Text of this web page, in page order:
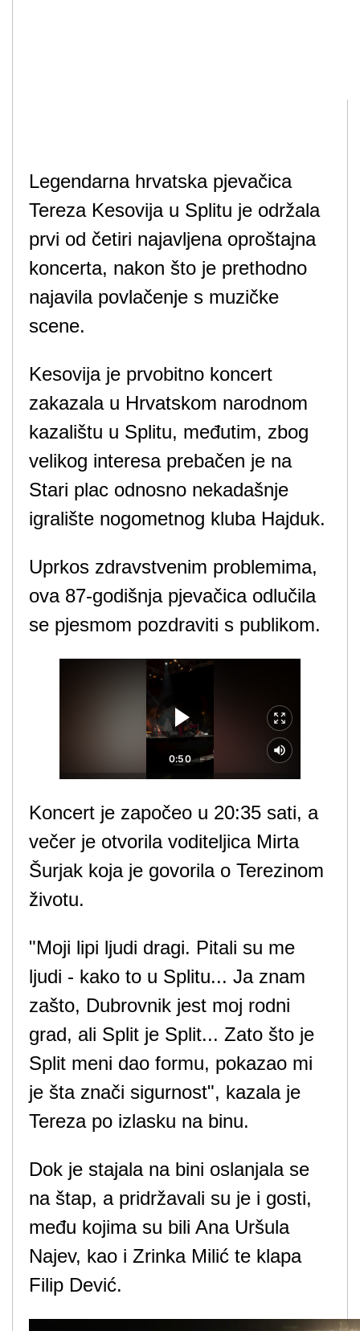
Legendarna hrvatska pjevačica
Tereza Kesovija u Splitu je održala
prvi od četiri najavljena oproštajna
koncerta, nakon što je prethodno
najavila povlačenje s muzičke
scene.
Kesovija je prvobitno koncert
zakazala u Hrvatskom narodnom
kazalištu u Splitu, međutim, zbog
velikog interesa prebačen je na
Stari plac odnosno nekadašnje
igralište nogometnog kluba Hajduk.
Uprkos zdravstvenim problemima,
ova 87-godišnja pjevačica odlučila
se pjesmom pozdraviti s publikom.
Koncert je započeo u 20:35 sati, a
večer je otvorila voditeljica Mirta
Šurjak koja je govorila o Terezinom
životu.
"Moji lipi ljudi dragi. Pitali su me
ljudi - kako to u Splitu... Ja znam
zašto, Dubrovnik jest moj rodni
grad, ali Split je Split... Zato što je
Split meni dao formu, pokazao mi
je šta znači sigurnost", kazala je
Tereza po izlasku na binu.
Dok je stajala na bini oslanjala se
na štap, a pridržavali su je i gosti,
među kojima su bili Ana Uršula
Najev, kao i Zrinka Milić te klapa
Filip Dević.